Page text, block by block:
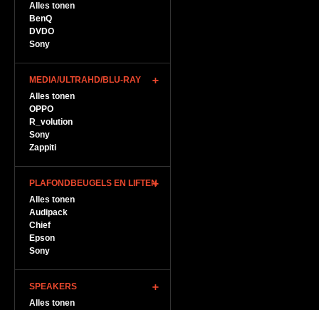
Alles tonen
BenQ
DVDO
Sony
MEDIA/ULTRAHD/BLU-RAY
Alles tonen
OPPO
R_volution
Sony
Zappiti
PLAFONDBEUGELS EN LIFTEN
Alles tonen
Audipack
Chief
Epson
Sony
SPEAKERS
Alles tonen